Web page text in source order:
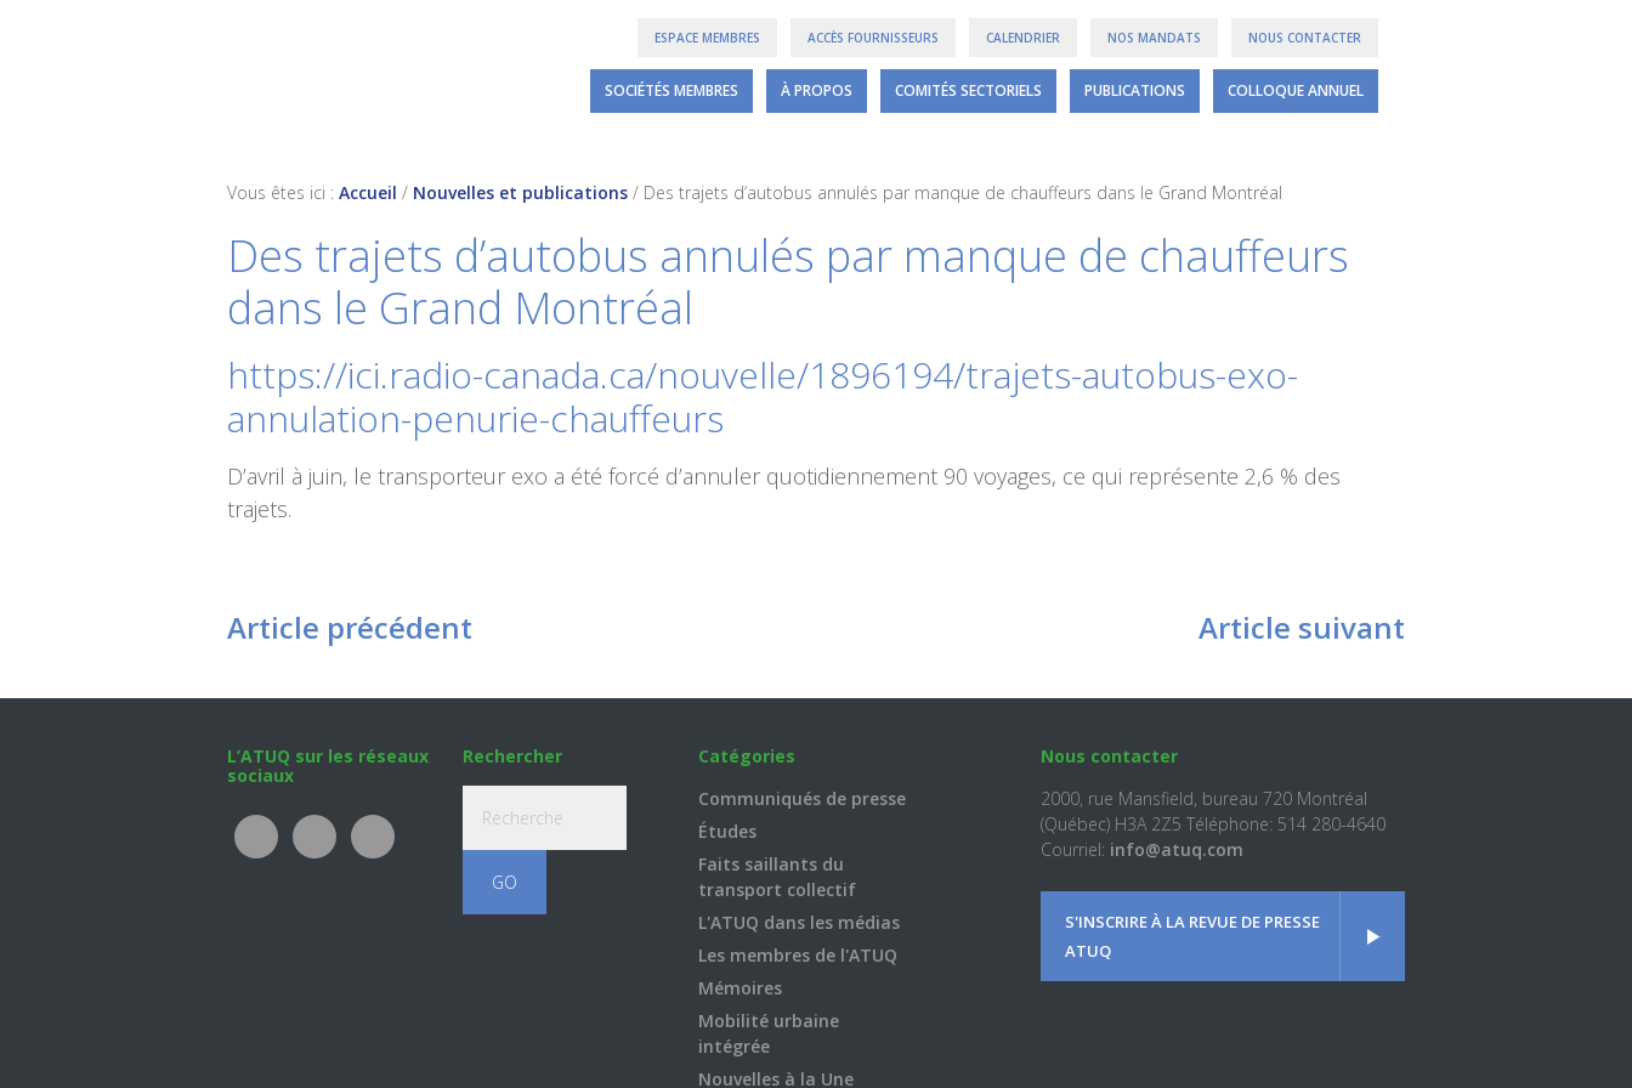
ESPACE MEMBRES ACCÈS FOURNISSEURS CALENDRIER NOS MANDATS NOUS CONTACTER
SOCIÉTÉS MEMBRES À PROPOS COMITÉS SECTORIELS PUBLICATIONS COLLOQUE ANNUEL
Vous êtes ici : Accueil / Nouvelles et publications / Des trajets d’autobus annulés par manque de chauffeurs dans le Grand Montréal
Des trajets d’autobus annulés par manque de chauffeurs
dans le Grand Montréal
https://ici.radio-canada.ca/nouvelle/1896194/trajets-autobus-exo-
annulation-penurie-chauffeurs
D’avril à juin, le transporteur exo a été forcé d’annuler quotidiennement 90 voyages, ce qui représente 2,6 % des
trajets.
Article précédent Article suivant
L’ATUQ sur les réseaux
sociaux
Rechercher
Catégories
Communiqués de presse
Études
Faits saillants du
transport collectif
L'ATUQ dans les médias
Les membres de l'ATUQ
Mémoires
Mobilité urbaine
intégrée
Nouvelles à la Une
Nous contacter
2000, rue Mansfield, bureau 720 Montréal
(Québec) H3A 2Z5 Téléphone: 514 280-4640
Courriel: info@atuq.com
S'INSCRIRE À LA REVUE DE PRESSE
ATUQ